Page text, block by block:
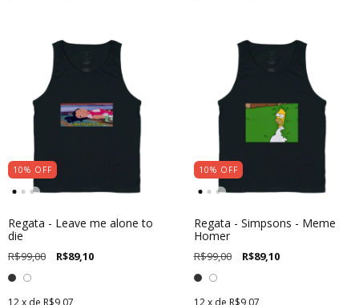
10% OFF
Regata - Leave me alone to
die
R$99,00 R$89,10
12x de R$9,07
10% OFF
Regata - Simpsons - Meme
Homer
R$99,00 R$89,10
12 x de R$9,07